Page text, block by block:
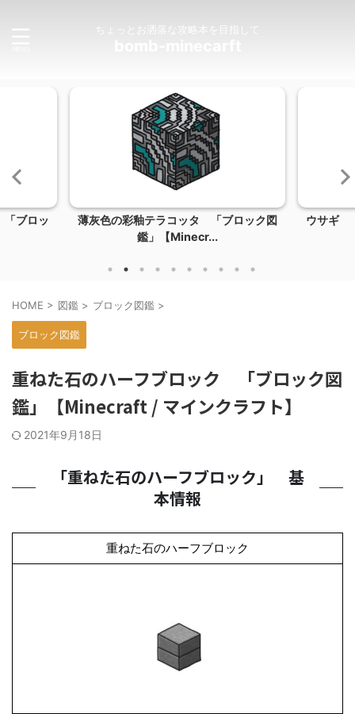
ちょっとお洒落な攻略本を目指して
ブロッ
薄灰色の彩釉テラコッタ 「ブロック図
鑑」【Minecr...
ウサギ
HOME > 図鑑 > ブロック図鑑 >
ブロック図鑑
重ねた石のハーフブロック 「ブロック図
鑑」【Minecraft / マインクラフト】
2021年9月18日
「重ねた石のハーフブロック」 基
本情報
重ねた石のハーフブロック